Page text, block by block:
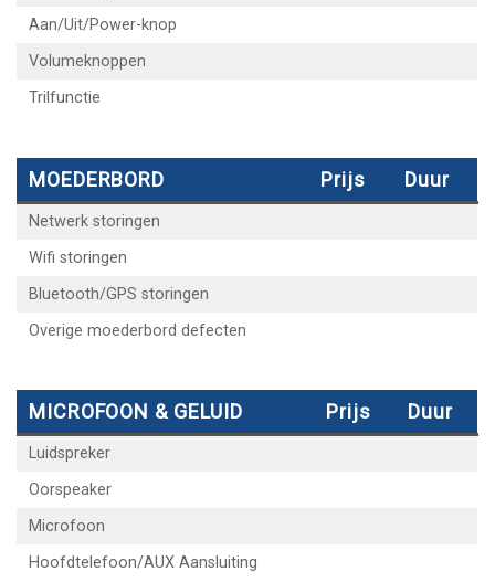
Aan/Uit/Power-knop
Volumeknoppen
Trilfunctie
MOEDERBORD Prijs Duur
Netwerk storingen
Wifi storingen
Bluetooth/GPS storingen
Overige moederbord defecten
MICROFOON & GELUID Prijs Duur
Luidspreker
Oorspeaker
Microfoon
Hoofdtelefoon/AUX Aansluiting